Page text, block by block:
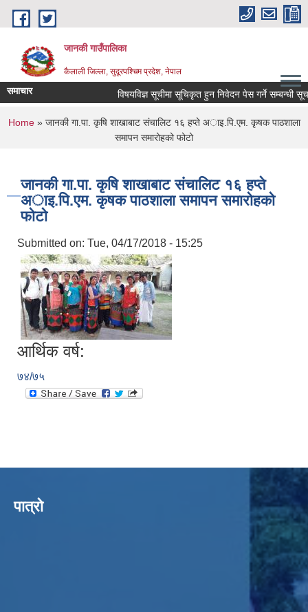
Skip to main content
जानकी गाउँपालिका
कैलाली जिल्ला, सुदूरपश्चिम प्रदेश, नेपाल
समाचार विषयविज्ञ सूचीमा सूचिकृत हुन निवेदन पेस गर्ने सम्बन्धी सूचना
You are here
Home» जानकी गा.पा. कृषि शाखाबाट संचालिट १६ हप्ते अाइ.पि.एम. कृषक पाठशाला
समापन समारोहको फोटो
जानकी गा.पा. कृषि शाखाबाट संचालिट १६ हप्ते
अाइ.पि.एम. कृषक पाठशाला समापन समारोहको
फोटो
Submitted on: Tue, 04/17/2018 - 15:25
आर्थिक वर्ष:
७४/७५
पात्रो